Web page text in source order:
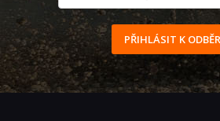
PŘIHLÁSIT K